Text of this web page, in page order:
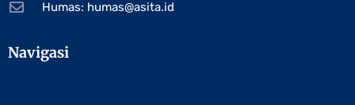
Humas: humas@asita.id
Navigasi